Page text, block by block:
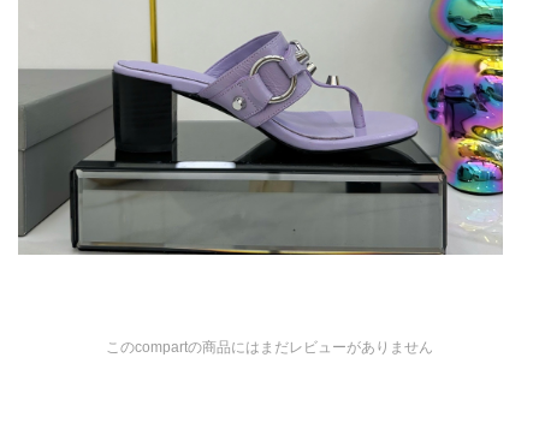
このcompartの商品にはまだレビューがありません